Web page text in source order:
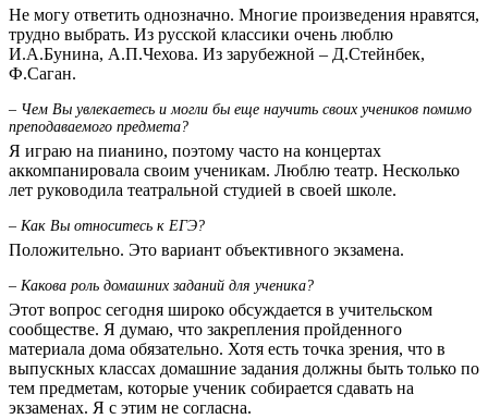
Не могу ответить однозначно. Многие произведения нравятся,
трудно выбрать. Из русской классики очень люблю
И.А.Бунина, А.П.Чехова. Из зарубежной – Д.Стейнбек,
Ф.Саган.
– Чем Вы увлекаетесь и могли бы еще научить своих учеников помимо
преподаваемого предмета?
Я играю на пианино, поэтому часто на концертах
аккомпанировала своим ученикам. Люблю театр. Несколько
лет руководила театральной студией в своей школе.
– Как Вы относитесь к ЕГЭ?
Положительно. Это вариант объективного экзамена.
– Какова роль домашних заданий для ученика?
Этот вопрос сегодня широко обсуждается в учительском
сообществе. Я думаю, что закрепления пройденного
материала дома обязательно. Хотя есть точка зрения, что в
выпускных классах домашние задания должны быть только по
тем предметам, которые ученик собирается сдавать на
экзаменах. Я с этим не согласна.